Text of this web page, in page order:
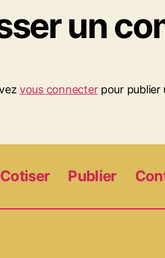
un
vous connecterpour publier
Cotiser Publier